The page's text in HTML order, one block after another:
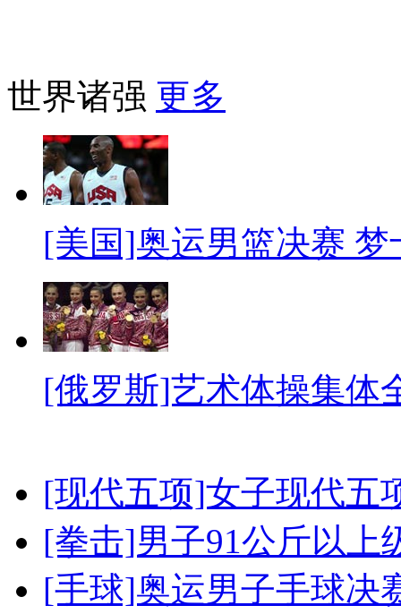
世界诸强 更多
[美国]奥运男篮决赛
[俄罗斯]艺术体操集体
[现代五项]女子现代五
[拳击]男子91公斤以上
[手球]奥运男子手球决